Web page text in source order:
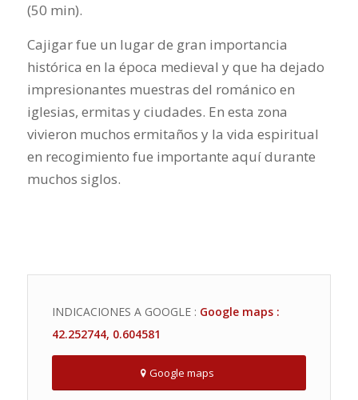
(50 min).
Cajigar fue un lugar de gran importancia
histórica en la época medieval y que ha dejado
impresionantes muestras del románico en
iglesias, ermitas y ciudades. En esta zona
vivieron muchos ermitaños y la vida espiritual
en recogimiento fue importante aquí durante
muchos siglos.
INDICACIONES A GOOGLE : Google maps :
42.252744, 0.604581
Google maps